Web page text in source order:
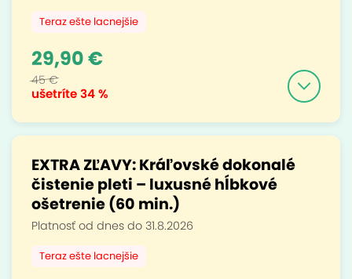
Teraz ešte lacnejšie
ušetríte34 %
29,90 €
45 €
EXTRA ZĽAVY: Kráľovské dokonalé
čistenie pleti – luxusné hĺbkové
ošetrenie (60 min.)
Platnosť od dnes do 31.8.2026
Teraz ešte lacnejšie